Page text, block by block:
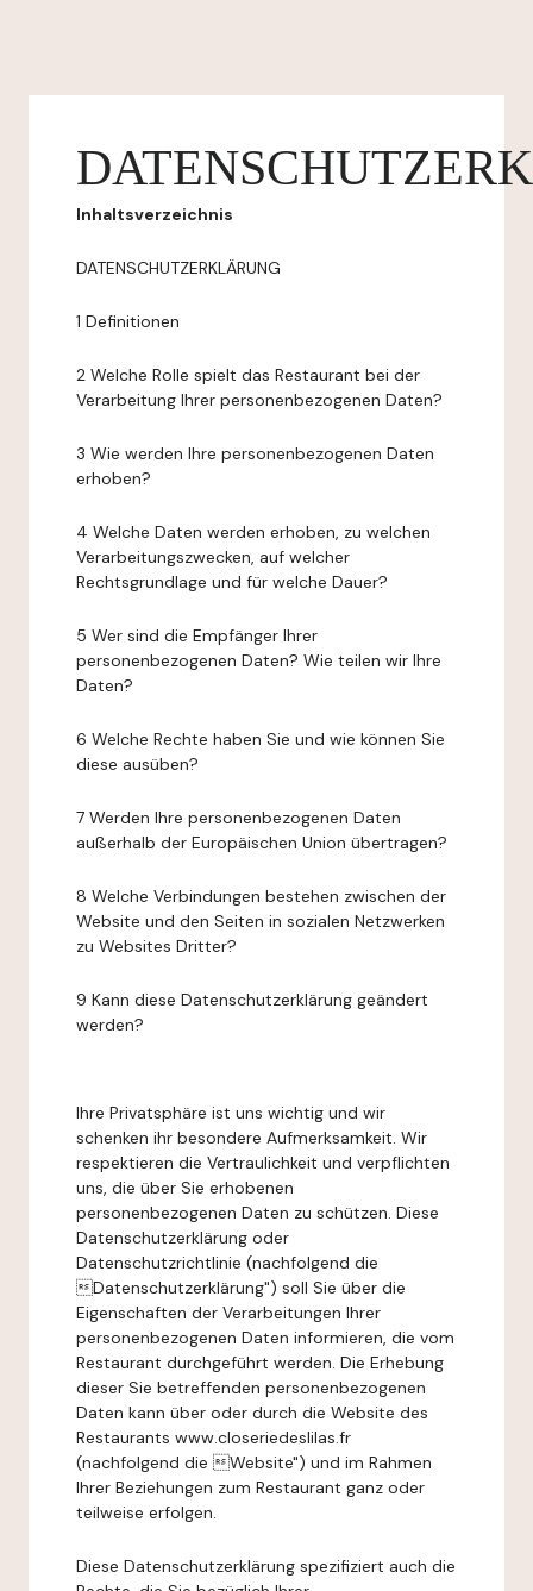
Inhaltsverzeichnis
DATENSCHUTZERKLÄRUNG
1 Definitionen
2 Welche Rolle spielt das Restaurant bei der
Verarbeitung Ihrer personenbezogenen Daten?
3 Wie werden Ihre personenbezogenen Daten
erhoben?
4 Welche Daten werden erhoben, zu welchen
Verarbeitungszwecken, auf welcher
Rechtsgrundlage und für welche Dauer?
5 Wer sind die Empfänger Ihrer
personenbezogenen Daten? Wie teilen wir Ihre
Daten?
6 Welche Rechte haben Sie und wie können Sie
diese ausüben?
7 Werden Ihre personenbezogenen Daten
außerhalb der Europäischen Union übertragen?
8 Welche Verbindungen bestehen zwischen der
Website und den Seiten in sozialen Netzwerken
zu Websites Dritter?
9 Kann diese Datenschutzerklärung geändert
werden?
Ihre Privatsphäre ist uns wichtig und wir
schenken ihr besondere Aufmerksamkeit. Wir
respektieren die Vertraulichkeit und verpflichten
uns, die über Sie erhobenen
personenbezogenen Daten zu schützen. Diese
Datenschutzerklärung oder
Datenschutzrichtlinie (nachfolgend die
Datenschutzerklärung") soll Sie über die
Eigenschaften der Verarbeitungen Ihrer
personenbezogenen Daten informieren, die vom
Restaurant durchgeführt werden. Die Erhebung
dieser Sie betreffenden personenbezogenen
Daten kann über oder durch die Website des
Restaurants www.closeriedeslilas.fr
(nachfolgend die Website") und im Rahmen
Ihrer Beziehungen zum Restaurant ganz oder
teilweise erfolgen.
Diese Datenschutzerklärung spezifiziert auch die